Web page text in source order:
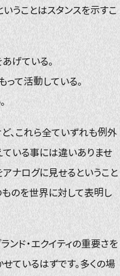
うことはスタンスを示すこ
げている。
て活動している。
、これら全ていずれも例外
いる事には違いありませ
アナログに見せるということ
のを世界に対して表明し
ンド・エクイティの重要さを
ているはずです。多くの場